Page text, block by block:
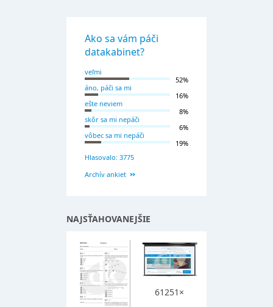
Ako sa vám páči
datakabinet?
veľmi
52%
áno, páči sa mi
16%
ešte neviem
8%
skôr sa mi nepáči
6%
vôbec sa mi nepáči
19%
Hlasovalo: 3775
Archív ankiet
NAJSŤAHOVANEJŠIE
61251×